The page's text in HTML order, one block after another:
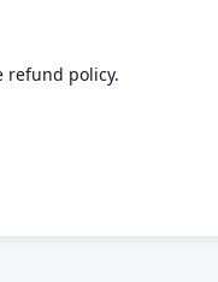
refund policy.